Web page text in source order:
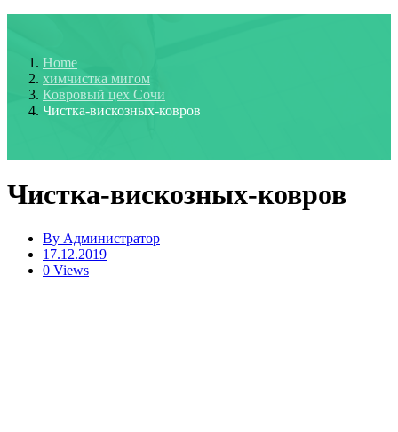
Home
химчистка мигом
Ковровый цех Сочи
Чистка-вискозных-ковров
Чистка-вискозных-ковров
By Администратор
17.12.2019
0 Views